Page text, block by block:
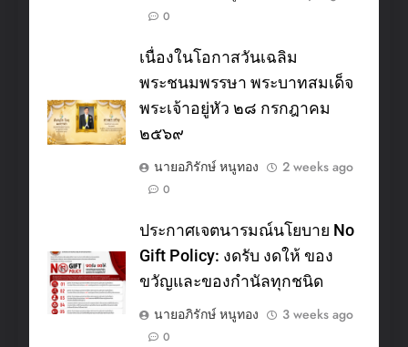
0
เนื่องในโอกาสวันเฉลิม
พระชนมพรรษา พระบาทสมเด็จ
พระเจ้าอยู่หัว ๒๘ กรกฎาคม
๒๕๖๙
นายอภิรักษ์ หนูทอง
2 weeks ago
0
ประกาศเจตนารมณ์นโยบาย No
Gift Policy: งดรับ งดให้ ของ
ขวัญและของกำนัลทุกชนิด
นายอภิรักษ์ หนูทอง
3 weeks ago
0